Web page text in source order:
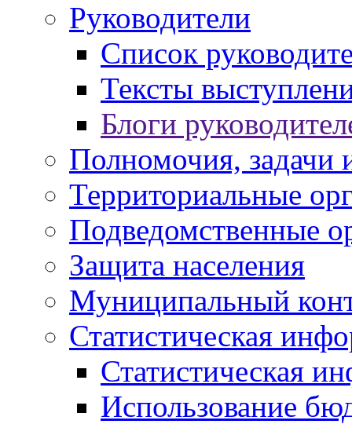
Руководители
Список
Тексты
Блоги
Полномочия, задачи
Территориальные
Подведомственные
Защита населения
Муниципальный
Статистическая
Статистическая
Использование